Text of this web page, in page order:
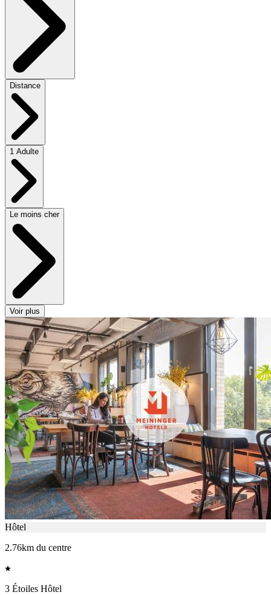
Distance
1 Adulte
Le moins cher
Voir plus
Hôtel
2.76km du centre
3 Étoiles Hôtel